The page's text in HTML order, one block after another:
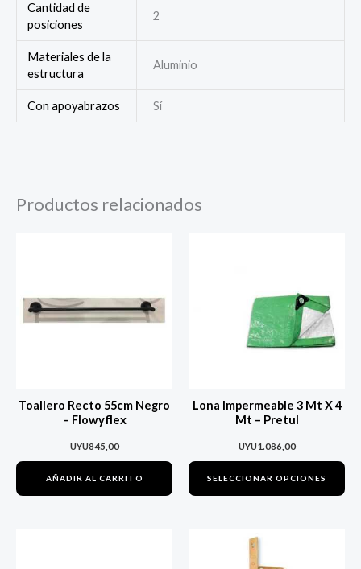
Cantidad de
posiciones
2
Materiales de la
estructura
Aluminio
Con apoyabrazos Sí
Productos relacionados
Toallero Recto 55cm Negro
– Flowyflex
UYU845,00
AÑADIR AL CARRITO
Lona Impermeable 3 Mt X 4
Mt – Pretul
UYU1.086,00
SELECCIONAR OPCIONES